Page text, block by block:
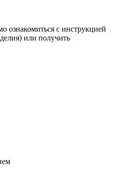
ознакомиться с инструкцией
или получить